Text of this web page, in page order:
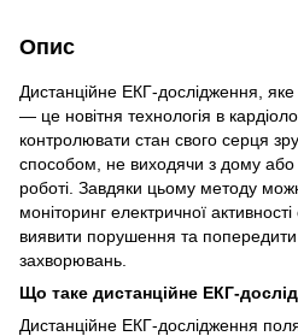
Опис
Дистанційне ЕКГ-дослідження,
— це новітня технологія в
контролювати стан свого серця
способом, не виходячи з дому або
роботі. Завдяки цьому методу
моніторинг електричної
виявити порушення та
захворювань.
Що таке дистанційне ЕКГ-
Дистанційне ЕКГ-дослідження